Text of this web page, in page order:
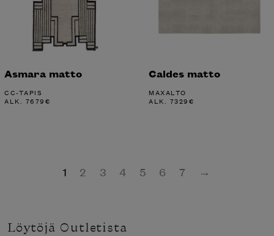
Asmara matto
CC-TAPIS
ALK. 7679€
Caldes matto
MAXALTO
ALK. 7329€
1 2 3 4 5 6 7 →
Löytöjä Outletista